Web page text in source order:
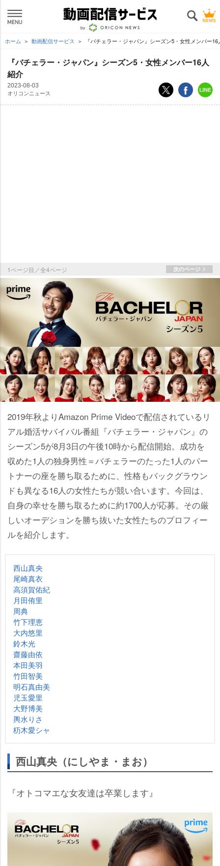
ホーム 動画配信サービス 『バチェラー・ジャパン』シーズン5・女性メンバー16
『バチェラー・ジャパン』シーズン5・女性メンバー16人
紹介
2023-08-03
オリコンニュース
1ページ目／全4ページ 次のページ
2019年秋よりAmazon Prime Videoで配信されているリ
アル婚活サバイバル番組『バチェラー・ジャパン』の
シーズン5が8月3日の午後10時から配信開始。成功を
収めた1人の独身男性＝バチェラーのたった1人のパー
トナーの座を勝ち取るために、性格もバックグラウン
ドも異なる16人の女性たちが競い合います。今回は、
自身の幸せを勝ち取るために約1700人が応募。その厳
しいオーデションを勝ち抜いた女性たちのプロフィー
ルを紹介します。
西山真央
尾崎真衣
高須賀佑紀
月田侑里
周典
竹下理恵
大内悠里
鈴木光
齋藤由依
本田美羽
竹田智美
明石真由美
児玉愛里
大野博美
輿水りさ
杤木愛シャ
西山真央（にしやま・まお）
『オトコマエな女友達は卒業します』